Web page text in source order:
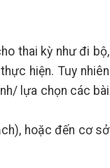
thai kỳ như đi bộ,
hiện. Tuy nhiên
lựa chọn các bài
hoặc đến cơ sở